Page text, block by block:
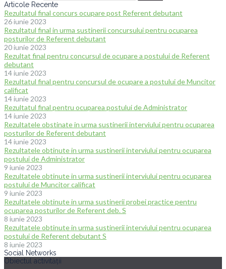
Articole Recente
Rezultatul final concurs ocupare post Referent debutant
26 iunie 2023
Rezultatul final in urma sustinerii concursului pentru ocuparea
posturilor de Referent debutant
20 iunie 2023
Rezultat final pentru concursul de ocupare a postului de Referent
debutant
14 iunie 2023
Rezultatul final pentru concursul de ocupare a postului de Muncitor
calificat
14 iunie 2023
Rezultatul final pentru ocuparea postului de Administrator
14 iunie 2023
Rezultatele obstinate in urma sustinerii interviului pentru ocuparea
posturilor de Referent debutant
14 iunie 2023
Rezultatele obtinute in urma sustinerii interviului pentru ocuparea
postului de Administrator
9 iunie 2023
Rezultatele obtinute in urma sustinerii interviului pentru ocuparea
postului de Muncitor calificat
9 iunie 2023
Rezultatele obtinute in urma sustinerii probei practice pentru
ocuparea posturilor de Referent deb. S
8 iunie 2023
Rezultatele obtinute in urma sustinerii interviului pentru ocuparea
postului de Referent debutant S
8 iunie 2023
Social Networks
Obiectul activității